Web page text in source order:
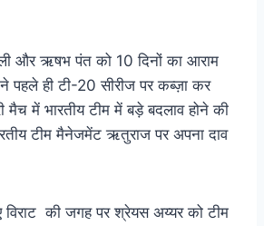
और ऋषभ पंत को 10 दिनों का आराम
पहले ही टी-20 सीरीज पर कब्ज़ा कर
मैच में भारतीय टीम में बड़े बदलाव होने की
टीम मैनेजमेंट ऋतुराज पर अपना दाव
की जगह पर श्रेयस अय्यर को टीम